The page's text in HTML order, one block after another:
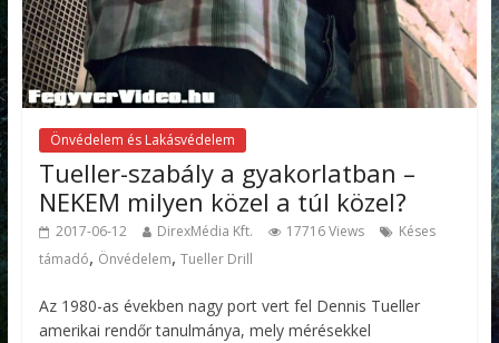
Önvédelem és Lakásvédelem
Tueller-szabály a gyakorlatban –
NEKEM milyen közel a túl közel?
2017-06-12 DirexMédia Kft. 17716 Views
Késes
támadó, Önvédelem, Tueller Drill
Az 1980-as években nagy port vert fel Dennis Tueller
amerikai rendőr tanulmánya, mely mérésekkel